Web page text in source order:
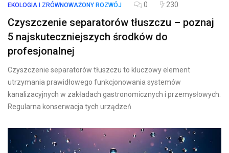
EKOLOGIA I ZRÓWNOWAŻONY ROZWÓJ 0 230
Czyszczenie separatorów tłuszczu – poznaj
5 najskuteczniejszych środków do
profesjonalnej
Czyszczenie separatorów tłuszczu to kluczowy element
utrzymania prawidłowego funkcjonowania systemów
kanalizacyjnych w zakładach gastronomicznych i przemysłowych.
Regularna konserwacja tych urządzeń